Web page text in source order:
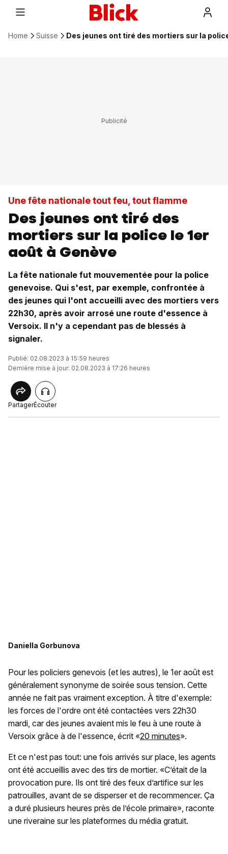
Home Suisse Des jeunes ont tiré des mortiers sur la
Une fête nationale tout feu, tout flamme
Des jeunes ont tiré des
mortiers sur la police le 1er
août à Genève
La fête nationale fut mouvementée pour la police
genevoise. Qui s'est, par exemple, confrontée à
des jeunes qui l'ont accueilli avec des mortiers vers
22h30, après avoir arrosé une route d'essence à
Versoix. Il n'y a cependant pas de blessés à
signaler.
Publié: 02.08.2023 à 15:59 heures
Dernière mise à jour: 02.08.2023 à 17:26 heures
PartagerÉcouter
Daniella Gorbunova
Pour les policiers genevois (et les autres), le 1er août est
généralement synonyme de soirée sous tension. Cette
année ne fait pas vraiment exception. À titre d'exemple:
les forces de l'ordre ont été contactées vers 22h30
mardi, car des jeunes avaient mis le feu à une route à
Versoix grâce à de l'essence, écrit «20 minutes».
Et ce n'est pas tout: une fois arrivés sur place, les agents
ont été accueillis avec des tirs de mortier. «C’était de la
provocation pure. Ils ont tiré des feux d’artifice sur les
patrouilles, avant de se disperser et de recommencer. Ça
a duré plusieurs heures près de l’école primaire», raconte
une riveraine sur les plateformes du média gratuit.